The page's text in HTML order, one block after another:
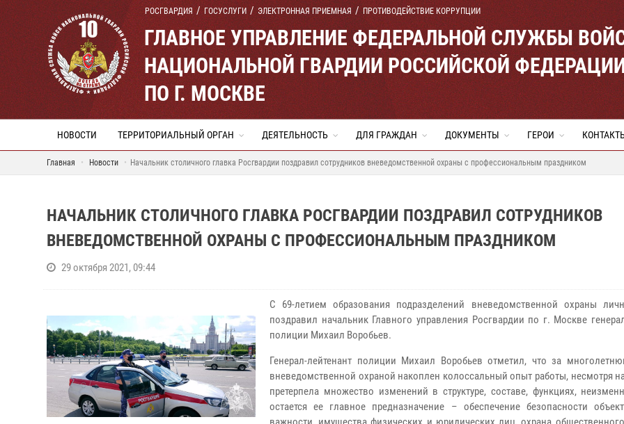
РОСГВАРДИЯ ГОСУСЛУГИ ЭЛЕКТРОННАЯ ПРИЕМНАЯ ПРОТИВОДЕЙСТВИЕ КОРРУПЦИИ
ГЛАВНОЕ УПРАВЛЕНИЕ ФЕДЕРАЛЬНОЙ СЛУЖБЫ
НАЦИОНАЛЬНОЙ ГВАРДИИ РОССИЙСКОЙ
ПО Г. МОСКВЕ
НОВОСТИ ТЕРРИТОРИАЛЬНЫЙ ОРГАН ДЕЯТЕЛЬНОСТЬ ДЛЯ ГРАЖДАН ДОКУМЕНТЫ ГЕРОИ
Главная Новости Начальник столичного главка Росгвардии поздравил сотрудников вневедомственной охраны с профессиональным праздником
НАЧАЛЬНИК СТОЛИЧНОГО ГЛАВКА РОСГВАРДИИ ПОЗДРАВИЛ СОТРУДНИКОВ
ВНЕВЕДОМСТВЕННОЙ ОХРАНЫ С ПРОФЕССИОНАЛЬНЫМ ПРАЗДНИКОМ
29 октября 2021, 09:44
С 69-летием образования подразделений вневедомственной охраны
поздравил начальник Главного управления Росгвардии по г. Москве
полиции Михаил Воробьев.
Генерал-лейтенант полиции Михаил Воробьев отметил, что за
вневедомственной охраной накоплен колоссальный опыт работы, несмотря
претерпела множество изменений в структуре, составе, функциях,
остается ее главное предназначение – обеспечение безопасности